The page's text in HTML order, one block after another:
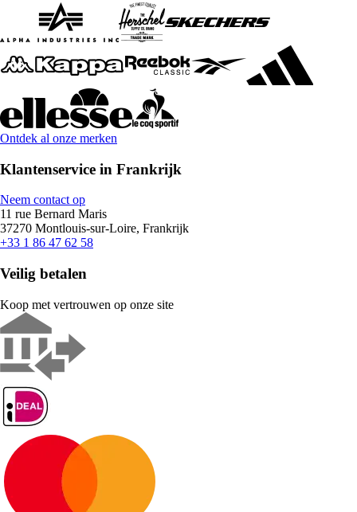
Ontdek al onze merken
Klantenservice in Frankrijk
Neem contact op
11 rue Bernard Maris
37270 Montlouis-sur-Loire, Frankrijk
+33 1 86 47 62 58
Veilig betalen
Koop met vertrouwen op onze site